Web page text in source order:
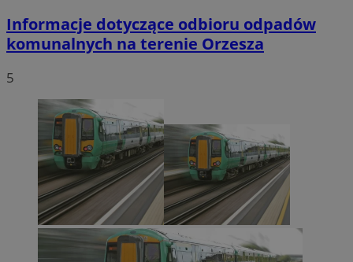
Informacje dotyczące odbioru odpadów
komunalnych na terenie Orzesza
5